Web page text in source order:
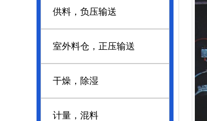
供料，负压输送
室外料仓，正压输送
干燥，除湿
计量，混料